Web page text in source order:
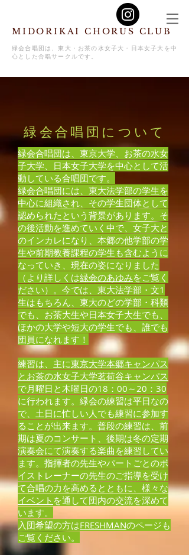
MIDORIKAI CHORUS CLUB
緑会合唱団は、東大・お茶の水女子大・日本女子大を中
心とした合唱サークルです。
緑会合唱団について
緑会合唱団は、東京大学、お茶の水女
子大学、日本女子大学を中心として活
動している合唱団です。
緑会合唱団には、東大法学部の学生を
中心に組織され、その学生団体として
認められたという背景があります。そ
の後活動を進めていく中で、女子大と
のインカレになり、本郷の他学部の学
生や前期教養課程の学生も含むように
なっていき、現在の姿になりました
（より詳しくは緑会のあゆみをご覧く
ださい）。今では、東大法学部・文1
生はもちろん、東大のどの学部・科類
でも、お茶大生や日本女子大生でも、
ほかの大学や短大の学生でも、誰でも
団員になれます！
練習は、主に東京大学本郷キャンパス
とお茶の水女子大学茗荷谷キャンパス
で月曜日と木曜日の18：00～20：30
に行われます。緑会の練習は平日なの
で、土日に忙しい人でも練習に参加す
ることが出来ます。普段の練習は、前
期は夏のコンサート、後期は冬の定期
演奏会にて演奏する楽曲を練習してい
ます。指揮者の先生やパートごとのボ
イストレーナーの先生のご指導を受け
て合唱の力を高めるとともに、様々な
イベント を通して団内の交流を深めて
います。
入団希望の方はFRESHMANのページも
ご覧ください。